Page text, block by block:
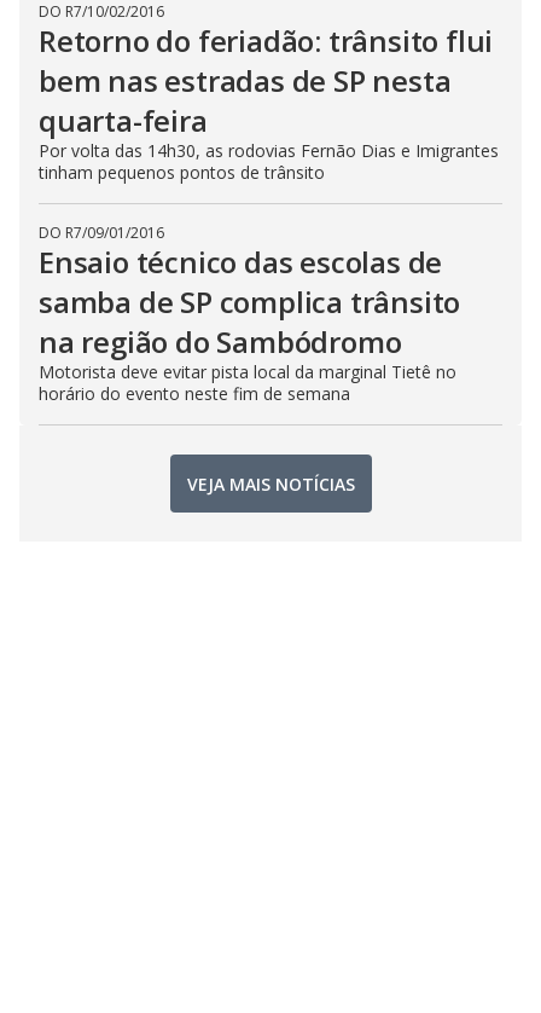
DO R7/10/02/2016
Retorno do feriadão: trânsito flui
bem nas estradas de SP nesta
quarta-feira
Por volta das 14h30, as rodovias Fernão Dias e Imigrantes
tinham pequenos pontos de trânsito
DO R7/09/01/2016
Ensaio técnico das escolas de
samba de SP complica trânsito
na região do Sambódromo
Motorista deve evitar pista local da marginal Tietê no
horário do evento neste fim de semana
VEJA MAIS NOTÍCIAS